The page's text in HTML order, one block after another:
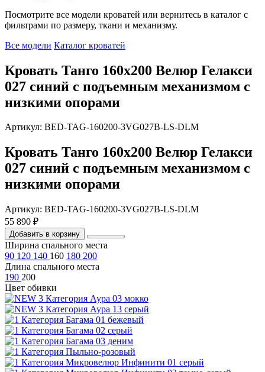
Посмотрите все модели кроватей или вернитесь в каталог с
фильтрами по размеру, ткани и механизму.
Все модели Каталог кроватей
Кровать Танго 160х200 Велюр Гелакси
027 синий с подъемным механизмом с
низкими опорами
Артикул: BED-TAG-160200-3VG027B-LS-DLM
Кровать Танго 160х200 Велюр Гелакси
027 синий с подъемным механизмом с
низкими опорами
Артикул: BED-TAG-160200-3VG027B-LS-DLM
55 890 ₽
Добавить в корзину
Ширина спального места
90 120 140 160 180 200
Длина спального места
190 200
Цвет обивки